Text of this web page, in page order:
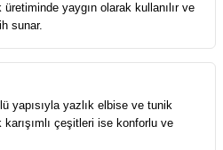
yaygın olarak kullanılır ve
sunar.
yapısıyla yazlık elbise ve tunik
çeşitleri ise konforlu ve